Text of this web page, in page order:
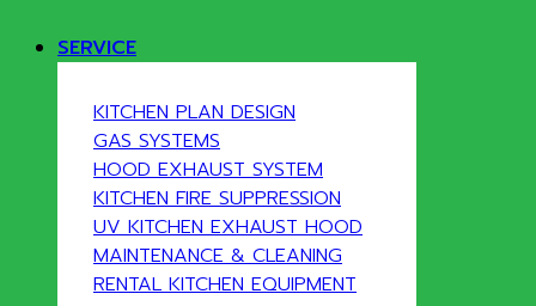
SERVICE
KITCHEN PLAN DESIGN
GAS SYSTEMS
HOOD EXHAUST SYSTEM
KITCHEN FIRE SUPPRESSION
UV KITCHEN EXHAUST HOOD
MAINTENANCE & CLEANING
RENTAL KITCHEN EQUIPMENT